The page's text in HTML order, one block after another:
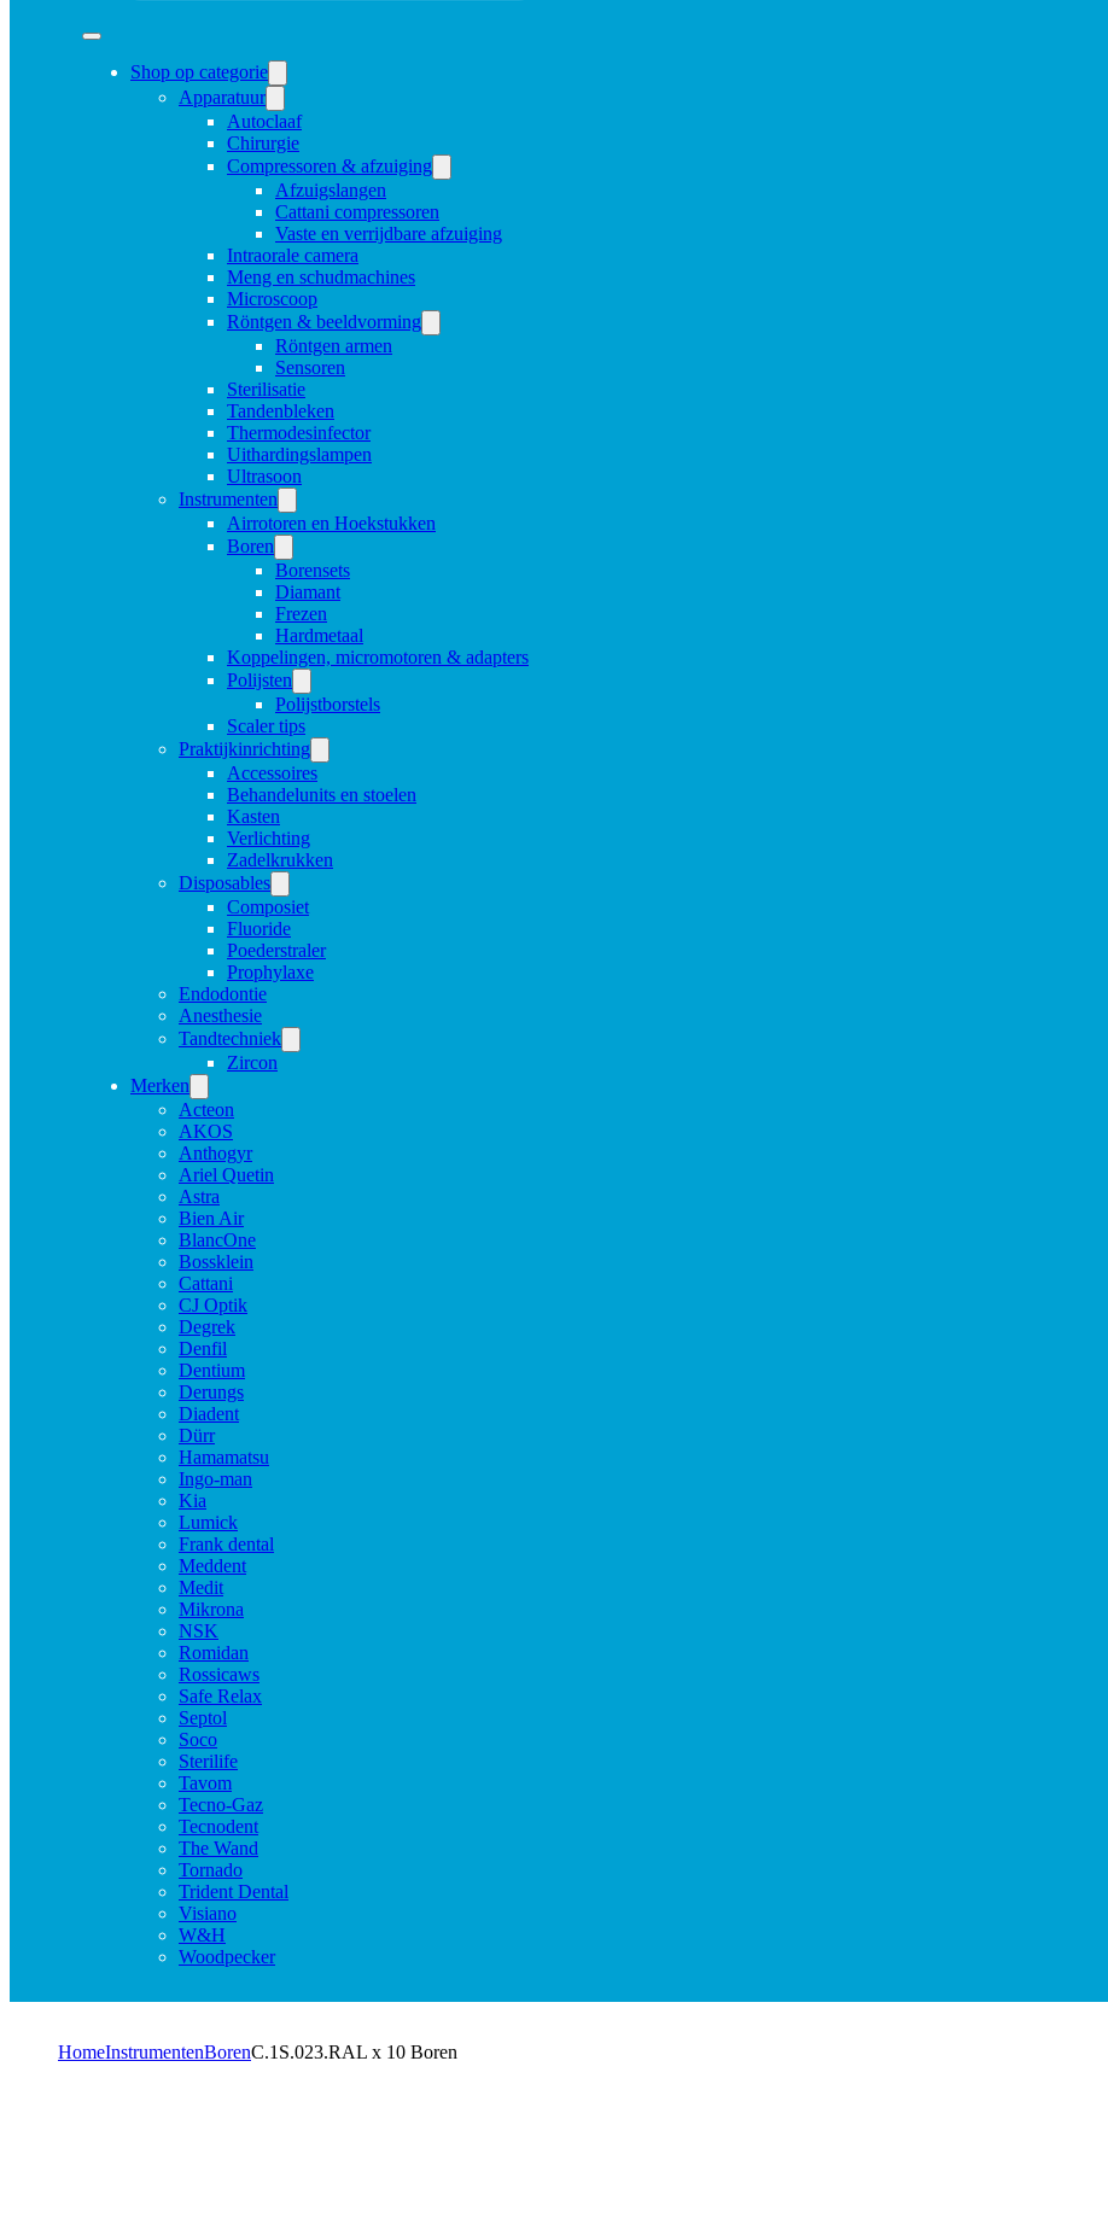
Shop op categorie
Apparatuur
Autoclaaf
Chirurgie
Compressoren & afzuiging
Afzuigslangen
Cattani compressoren
Vaste en verrijdbare afzuiging
Intraorale camera
Meng en schudmachines
Microscoop
Röntgen & beeldvorming
Röntgen armen
Sensoren
Sterilisatie
Tandenbleken
Thermodesinfector
Uithardingslampen
Ultrasoon
Instrumenten
Airrotoren en Hoekstukken
Boren
Borensets
Diamant
Frezen
Hardmetaal
Koppelingen, micromotoren & adapters
Polijsten
Polijstborstels
Scaler tips
Praktijkinrichting
Accessoires
Behandelunits en stoelen
Kasten
Verlichting
Zadelkrukken
Disposables
Composiet
Fluoride
Poederstraler
Prophylaxe
Endodontie
Anesthesie
Tandtechniek
Zircon
Merken
Acteon
AKOS
Anthogyr
Ariel Quetin
Astra
Bien Air
BlancOne
Bossklein
Cattani
CJ Optik
Degrek
Denfil
Dentium
Derungs
Diadent
Dürr
Hamamatsu
Ingo-man
Kia
Lumick
Frank dental
Meddent
Medit
Mikrona
NSK
Romidan
Rossicaws
Safe Relax
Septol
Soco
Sterilife
Tavom
Tecno-Gaz
Tecnodent
The Wand
Tornado
Trident Dental
Visiano
W&H
Woodpecker
HomeInstrumentenBorenC.1S.023.RAL x 10 Boren